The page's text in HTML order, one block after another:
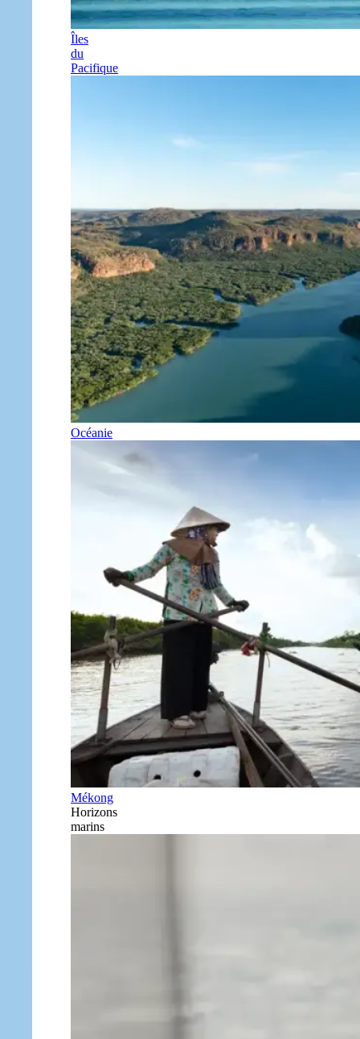
Îles
du
Pacifique
Océanie
Mékong
Horizons
marins